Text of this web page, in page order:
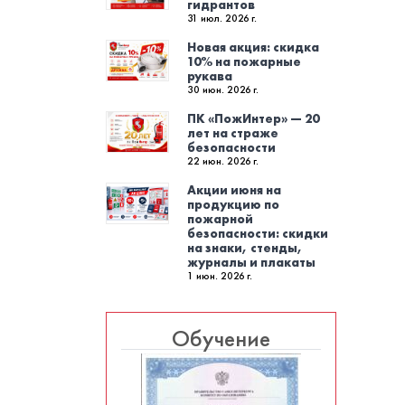
гидрантов
31 июл. 2026 г.
Новая акция: скидка
10% на пожарные
рукава
30 июн. 2026 г.
ПК «ПожИнтер» — 20
лет на страже
безопасности
22 июн. 2026 г.
Акции июня на
продукцию по
пожарной
безопасности: скидки
на знаки, стенды,
журналы и плакаты
1 июн. 2026 г.
Обучение